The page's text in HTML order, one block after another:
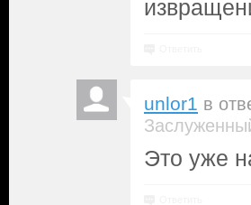
unlor1 в
Это уже